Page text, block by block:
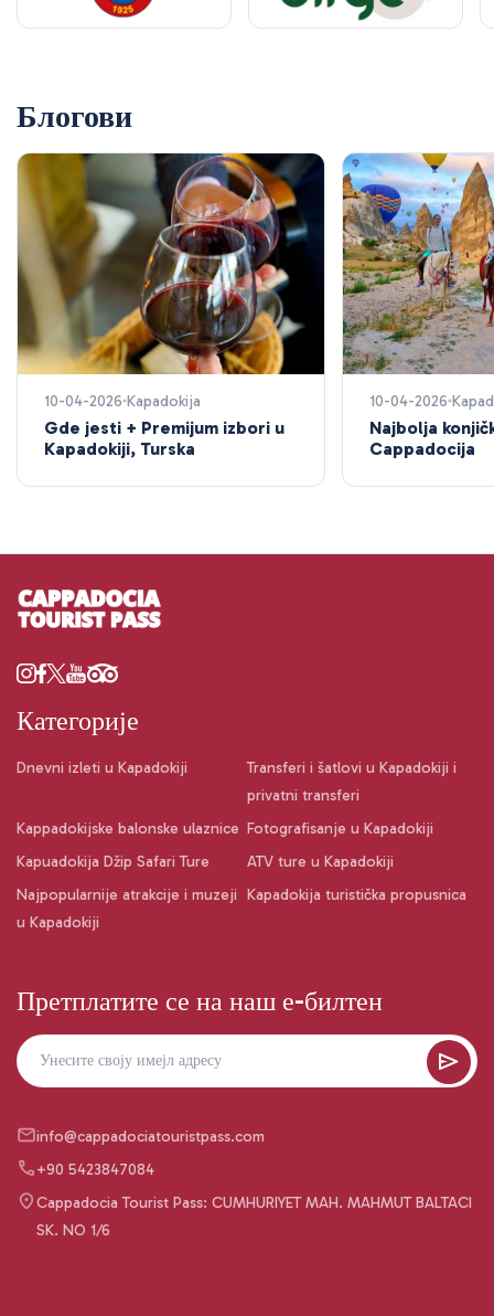
Блогови
10-04-2026 Kapadokija
Gde jesti + Premijum izbori u
Kapadokiji, Turska
10-04-2026
Najbolja
Cappadocija
Категорије
Dnevni izleti u Kapadokiji
Transferi i šatlovi u Kapadokiji i
privatni transferi
Kappadokijske balonske ulaznice Fotografisanje u Kapadokiji
Kapuadokija Džip Safari Ture
ATV ture u Kapadokiji
Najpopularnije atrakcije i muzeji
u Kapadokiji
Kapadokija turistička propusnica
Претплатите се на наш е-билтен
info@cappadociatouristpass.com
+90 5423847084
Cappadocia Tourist Pass: CUMHURIYET MAH. MAHMUT BALTACI
SK. NO 1/6